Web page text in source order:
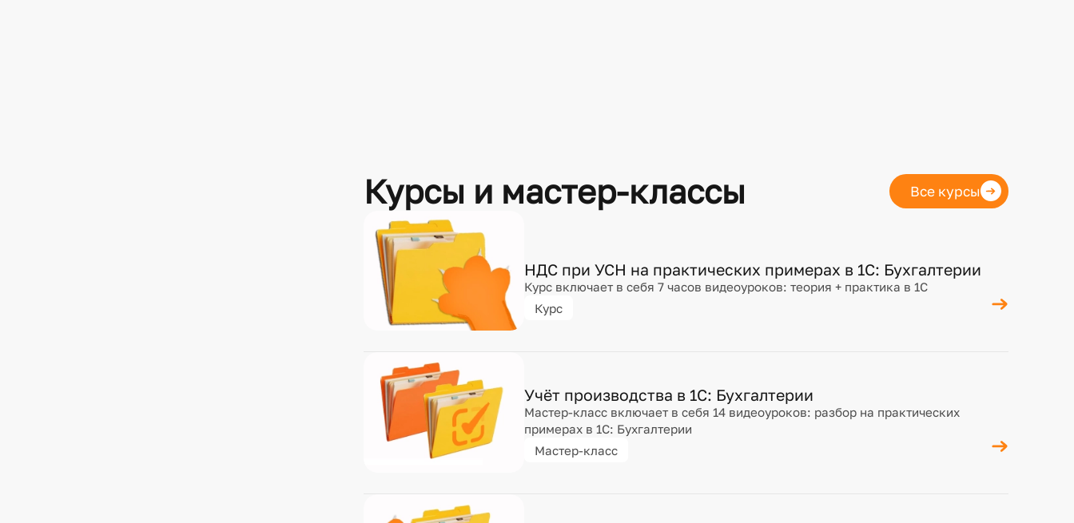
Курсы и мастер-классы Все курсы
НДС при УСН на практических примерах в 1С: Бухгалтерии
Курс включает в себя 7 часов видеоуроков: теория + практика в 1С
Курс
Учёт производства в 1С: Бухгалтерии
Мастер-класс включает в себя 14 видеоуроков: разбор на практических
примерах в 1С: Бухгалтерии
Мастер-класс